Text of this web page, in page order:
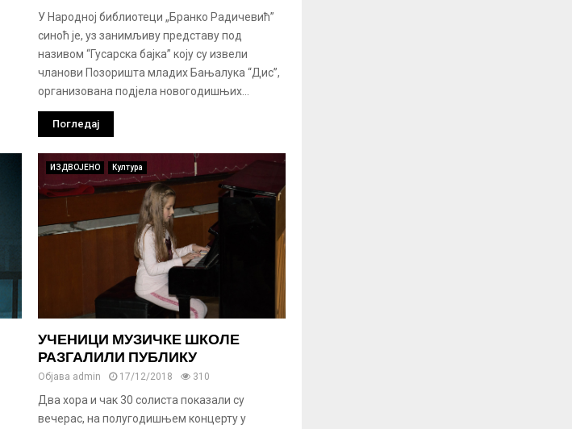
У Народној библиотеци „Бранко Радичевић”
синоћ је, уз занимљиву представу под
називом “Гусарска бајка” коју су извели
чланови Позоришта младих Бањалука “Дис”,
организована подјела новогодишњих...
Погледај
ИЗДВОЈЕНО Култура
УЧЕНИЦИ МУЗИЧКЕ ШКОЛЕ
РАЗГАЛИЛИ ПУБЛИКУ
Објава admin 17/12/2018 310
Два хора и чак 30 солиста показали су
вечерас, на полугодишњем концерту у